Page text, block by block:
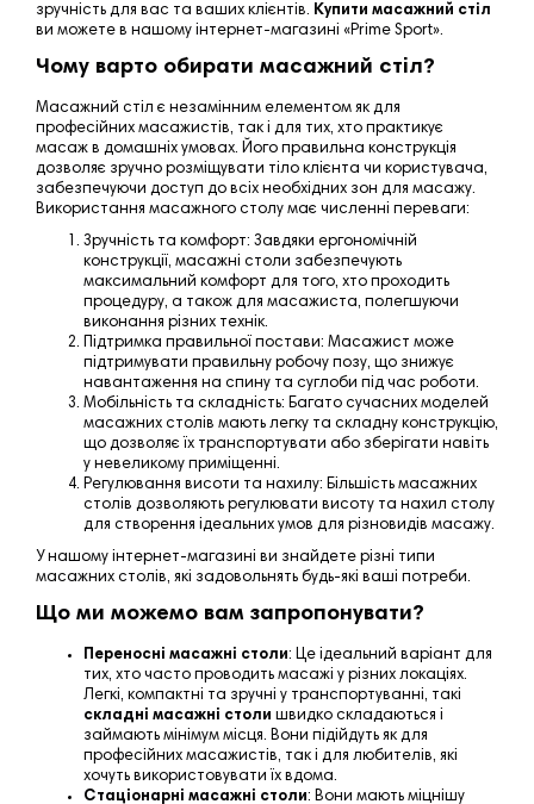
зручність для вас та ваших клієнтів. Купити масажний стіл
ви можете в нашому інтернет-магазині «Prime Sport».
Чому варто обирати масажний стіл?
Масажний стіл є незамінним елементом як для
професійних масажистів, так і для тих, хто практикує
масаж в домашніх умовах. Його правильна конструкція
дозволяє зручно розміщувати тіло клієнта чи користувача,
забезпечуючи доступ до всіх необхідних зон для масажу.
Використання масажного столу має численні переваги:
Зручність та комфорт: Завдяки ергономічній
конструкції, масажні столи забезпечують
максимальний комфорт для того, хто проходить
процедуру, а також для масажиста, полегшуючи
виконання різних технік.
Підтримка правильної постави: Масажист може
підтримувати правильну робочу позу, що знижує
навантаження на спину та суглоби під час роботи.
Мобільність та складність: Багато сучасних моделей
масажних столів мають легку та складну конструкцію,
що дозволяє їх транспортувати або зберігати навіть
у невеликому приміщенні.
Регулювання висоти та нахилу: Більшість масажних
столів дозволяють регулювати висоту та нахил столу
для створення ідеальних умов для різновидів масажу.
У нашому інтернет-магазині ви знайдете різні типи
масажних столів, які задовольнять будь-які ваші потреби.
Що ми можемо вам запропонувати?
Переносні масажні столи: Це ідеальний варіант для
тих, хто часто проводить масажі у різних локаціях.
Легкі, компактні та зручні у транспортуванні, такі
складні масажні столи швидко складаються і
займають мінімум місця. Вони підійдуть як для
професійних масажистів, так і для любителів, які
хочуть використовувати їх вдома.
Стаціонарні масажні столи: Вони мають міцнішу